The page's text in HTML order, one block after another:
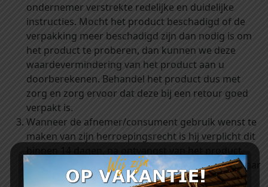
ondernemer verstrekte redelijke en duidelijke
instructies. Mocht het product beschadigd of de
verpakking meer beschadigd zijn dan nodig is om
het product te proberen, dan kunnen we deze
waardevermindering van het product aan u
doorberekenen. Behandel het product dus met
zorg en zorg ervoor dat deze bij een retour goed
verpakt is.
Wanneer de afnemer/consument gebruik wenst te
maken van zijn herroepingsrecht is hij verplicht dit
kenbaar te maken aan de ondernemer. Het kenbaar
maken dient de afnemer/consument te doen